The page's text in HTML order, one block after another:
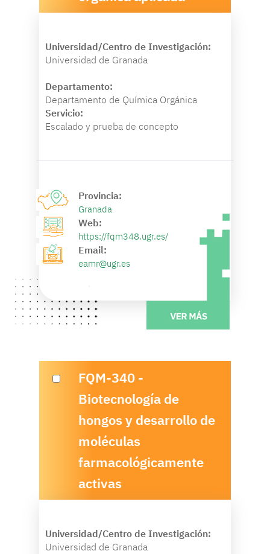
Universidad/Centro de Investigación:
Universidad de Granada
Departamento:
Departamento de Química Orgánica
Servicio:
Escalado y prueba de concepto
Provincia:
Granada
Web:
https://fqm348.ugr.es/
Email:
eamr@ugr.es
FQM-340 -
Biotecnología de
hongos y desarrollo de
moléculas
farmacológicamente
activas
Universidad/Centro de Investigación:
Universidad de Granada